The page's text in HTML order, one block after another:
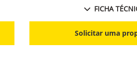
FICHA
Solicitar uma